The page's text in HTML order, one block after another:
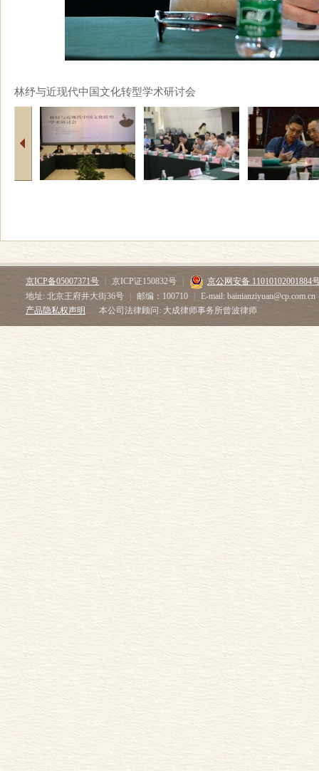
林纾与近现代中国文化转型学术研讨会
京ICP备05007371号 京ICP证150832号
京公网安备 11010102001884
地址: 北京王府井大街36号
邮编：100710
E-mail: bainianziyuan@cp.com.cn
产品隐私权声明
本公司法律顾问: 大成律师事务所曾波律师